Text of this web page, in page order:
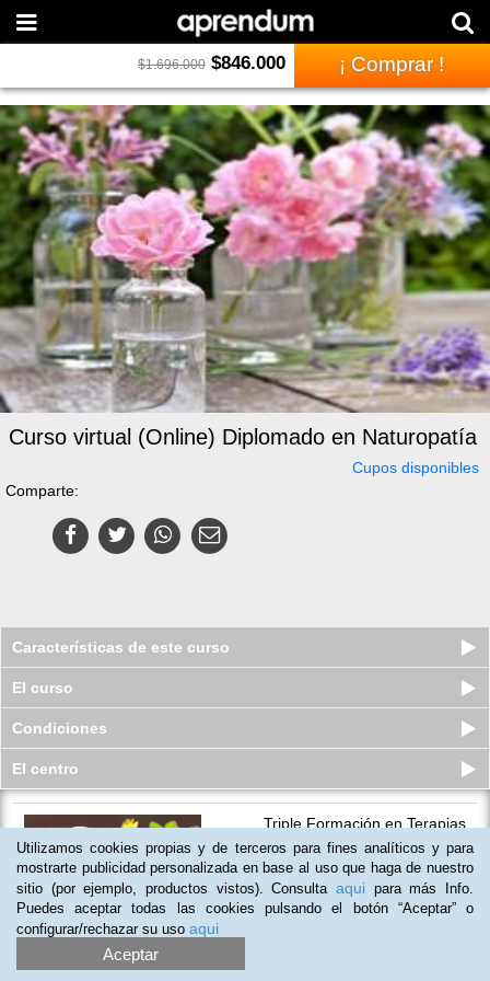
$1.696.000 $846.000 ¡ Comprar !
Curso virtual (Online) Diplomado en Naturopatía
Cupos disponibles
Comparte:
Características de este curso
El curso
Condiciones
El centro
Triple Formación en Terapias
Naturales
Cupos disponibles
850.000 $277.000
(3)
Utilizamos cookies propias y de terceros para fines analíticos y para
mostrarte publicidad personalizada en base al uso que haga de nuestro
sitio (por ejemplo, productos vistos). Consulta aqui para más Info.
Puedes aceptar todas las cookies pulsando el botón “Aceptar” o
configurar/rechazar su uso aqui
Aceptar